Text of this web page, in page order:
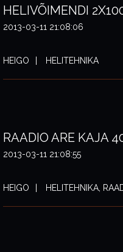
HELIVÕIMENDI
2013-03-11 21:08:06
HEIGO HELITEHNIKA
RAADIO ARE KAJA
2013-03-11 21:08:55
HEIGO HELITEHNIKA,